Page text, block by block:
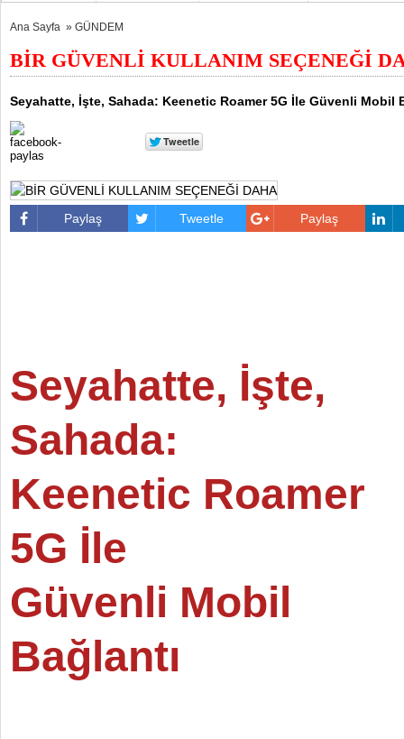
Ana Sayfa » GÜNDEM
BİR GÜVENLİ KULLANIM SEÇENEĞİ
Seyahatte, İşte, Sahada: Keenetic Roamer 5G İle Güvenli Mobil
Paylaş Tweetle Paylaş
Seyahatte, İşte,
Sahada:
Keenetic Roamer
5G İle
Güvenli Mobil
Bağlantı